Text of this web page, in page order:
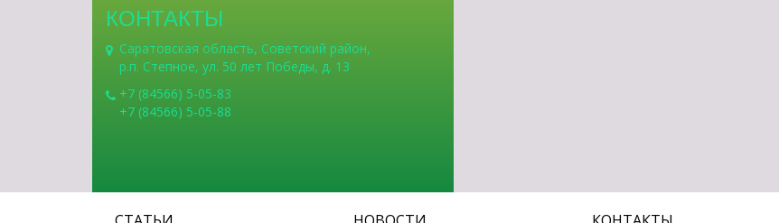
КОНТАКТЫ
Саратовская область, Советский район,
р.п. Степное, ул. 50 лет Победы, д. 13
+7 (84566) 5-05-83
+7 (84566) 5-05-88